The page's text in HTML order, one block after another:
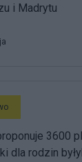
i Madrytu
3600
dla rodzin